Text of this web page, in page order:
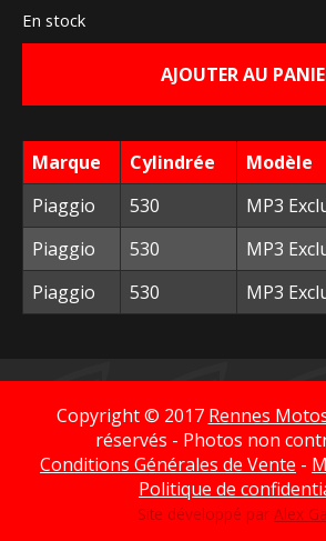
initial
était :
81,70 €.
est :
40,00
En stock
AJOUTER AU
Marque Cylindrée Modèle
Piaggio
530 MP3
Piaggio
530 MP3
Piaggio
530 MP3
Copyright © 2017 Rennes
réservés - Photos non
Conditions Générales de Vente -
Politique de
Site développé par Alex